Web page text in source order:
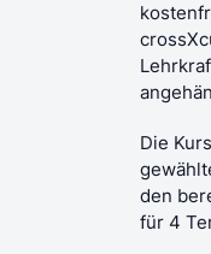
Die
den
für 4